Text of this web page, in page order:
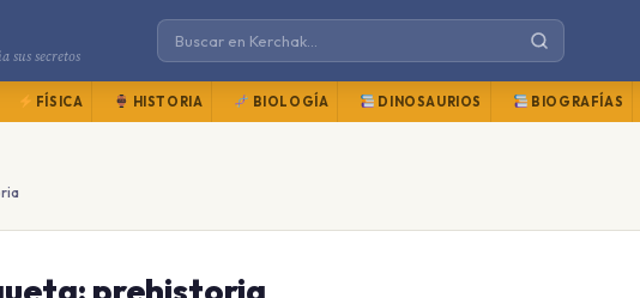
sus secretos
FÍSICA HISTORIA BIOLOGÍA DINOSAURIOS BIOGRAFÍAS